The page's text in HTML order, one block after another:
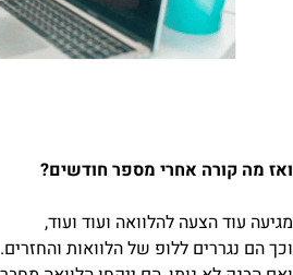
ואז מה קורה אחרי מספר חודשים?
מגיעה עוד הצעה להלוואה ועוד ועוד,
וכך הם נגררים ללופ של הלוואות והחזרים.